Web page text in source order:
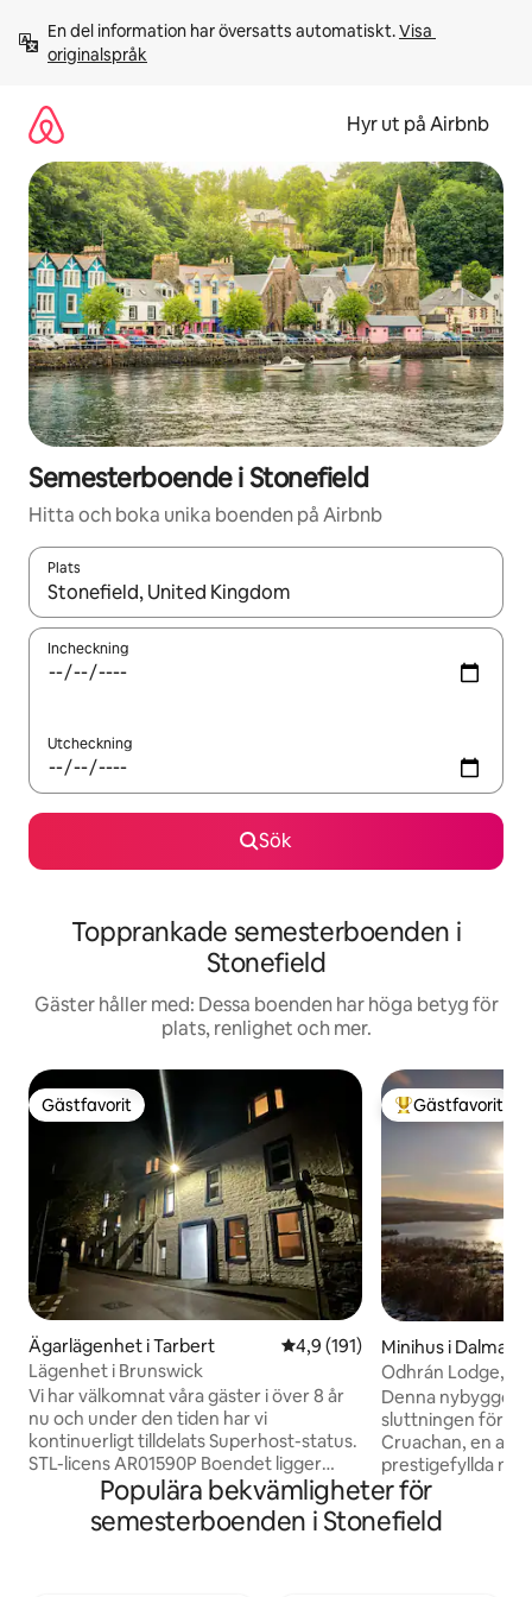
innehåll
En del information har översatts automatiskt. Visa
originalspråk
Hyr ut på Airbnb
Semesterboende i Stonefield
Hitta och boka unika boenden på Airbnb
Plats
När resultaten är tillgängliga kan du navigera med upp- och
Incheckning
Utcheckning
Sök
Topprankade semesterboenden i
Stonefield
Gäster håller med: Dessa boenden har höga betyg för
plats, renlighet och mer.
Gästfavorit
Gästfavorit
Ägarlägenhet i Tarbert 4,9 av 5 i genomsnittligt
4,9 (191)
Lägenhet i Brunswick
Vi har välkomnat våra gäster i över 8 år
nu och under den tiden har vi
kontinuerligt tilldelats Superhost-status.
STL-licens AR01590P Boendet ligger
precis utanför huvudhamnen och inom
gångavstånd till byns butiker,
postkontor, atm-punkt, restauranger
Populär
Gästfavorit
Minihus i Dalmally
Odhrán Lodge, St
Boende med
Denna nybyggda
sluttningen för
Cruachan, en av
prestigefyllda munros.
på St Conan's
vedeldad spis
med eget
Populära bekvämligheter för
semesterboenden i Stonefield